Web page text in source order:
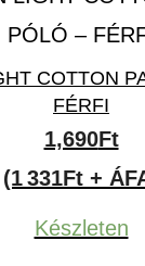
COTTON
FÉRFI
1,690Ft
(1 331Ft +
Készleten